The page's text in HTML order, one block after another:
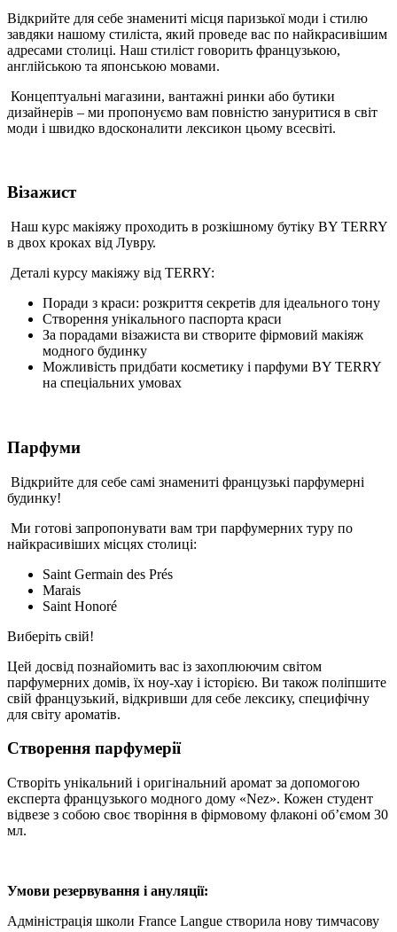
Відкрийте для себе знамениті місця паризької моди і стилю
завдяки нашому стиліста, який проведе вас по найкрасивішим
адресами столиці. Наш стиліст говорить французькою,
англійською та японською мовами.
Концептуальні магазини, вантажні ринки або бутики
дизайнерів – ми пропонуємо вам повністю зануритися в світ
моди і швидко вдосконалити лексикон цьому всесвіті.
Візажист
Наш курс макіяжу проходить в розкішному бутіку BY TERRY
в двох кроках від Лувру.
Деталі курсу макіяжу від TERRY:
Поради з краси: розкриття секретів для ідеального тону
Створення унікального паспорта краси
За порадами візажиста ви створите фірмовий макіяж
модного будинку
Можливість придбати косметику і парфуми BY TERRY
на спеціальних умовах
Парфуми
Відкрийте для себе самі знамениті французькі парфумерні
будинку!
Ми готові запропонувати вам три парфумерних туру по
найкрасивіших місцях столиці:
Saint Germain des Prés
Marais
Saint Honoré
Виберіть свій!
Цей досвід познайомить вас із захоплюючим світом
парфумерних домів, їх ноу-хау і історією. Ви також поліпшите
свій французький, відкривши для себе лексику, специфічну
для світу ароматів.
Створення парфумерії
Створіть унікальний і оригінальний аромат за допомогою
експерта французького модного дому «Nez». Кожен студент
відвезе з собою своє творіння в фірмовому флаконі об’ємом 30
мл.
Умови резервування і ануляції:
Адміністрація школи France Langue створила нову тимчасову